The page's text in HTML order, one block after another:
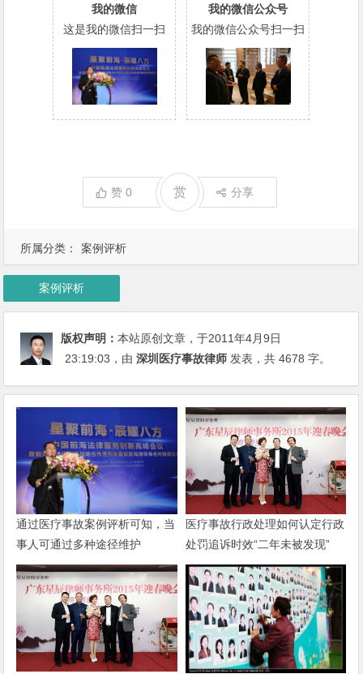
所属分类： 案例评析
我的微信
这是我的微信扫一扫
我的微信公众号
我的微信公众号扫一扫
赞0 赏 分享
案例评析
版权声明：本站原创文章，于2011年4月9日
23:19:03 ，由深圳医疗事故律师 发表，共 4678 字。
通过医疗事故案例评析可知，当
事人可通过多种途径维护
医疗事故行政处理如何认定行政
处罚追诉时效“二年未被发现”